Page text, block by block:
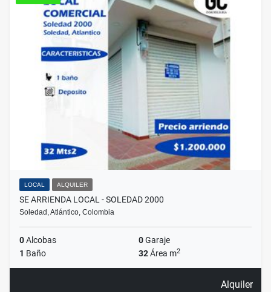
LOCAL ALQUILER
SE ARRIENDA LOCAL - SOLEDAD 2000
Soledad, Atlántico, Colombia
0Alcobas 0Garaje
1 Baño 32Área m2
Alquiler